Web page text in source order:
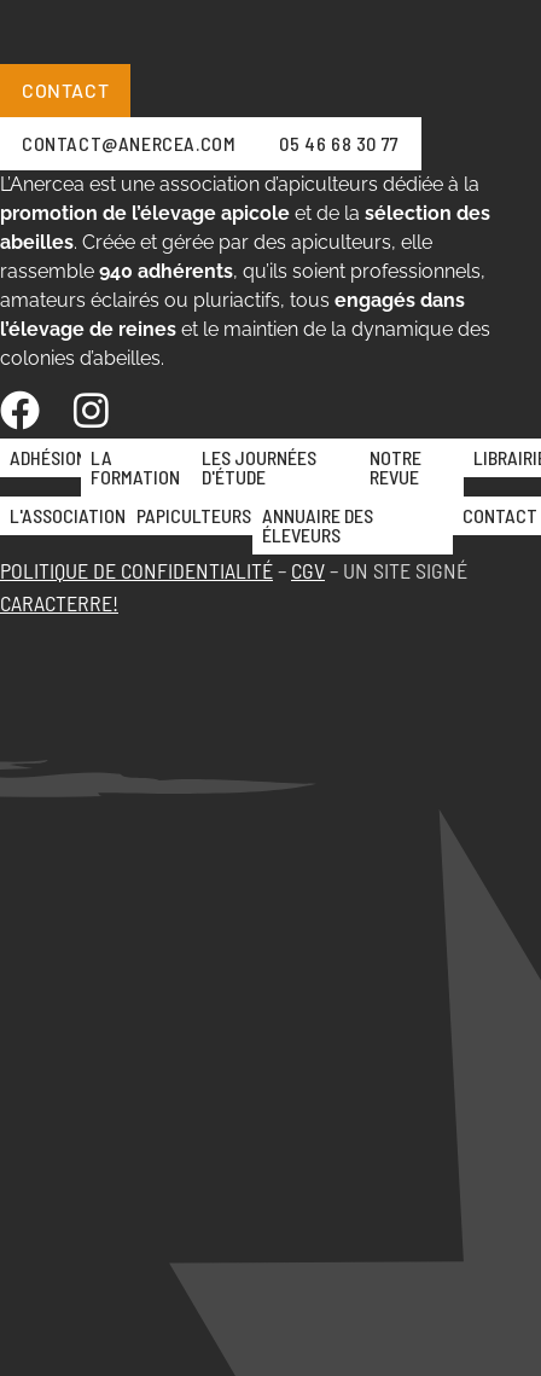
CONTACT
CONTACT@ANERCEA.COM
05 46 68 30 77
L’Anercea est une association d’apiculteurs dédiée à la
promotion de l’élevage apicole et de la sélection des
abeilles. Créée et gérée par des apiculteurs, elle
rassemble 940 adhérents, qu’ils soient professionnels,
amateurs éclairés ou pluriactifs, tous engagés dans
l’élevage de reines et le maintien de la dynamique des
colonies d’abeilles.
ADHÉSION LA
FORMATION
LES JOURNÉES
D'ÉTUDE
NOTRE
REVUE
L'ASSOCIATION PAPICULTEURS ANNUAIRE DES
ÉLEVEURS
CONTACT
POLITIQUE DE CONFIDENTIALITÉ– CGV– UN SITE SIGNÉ
CARACTERRE!